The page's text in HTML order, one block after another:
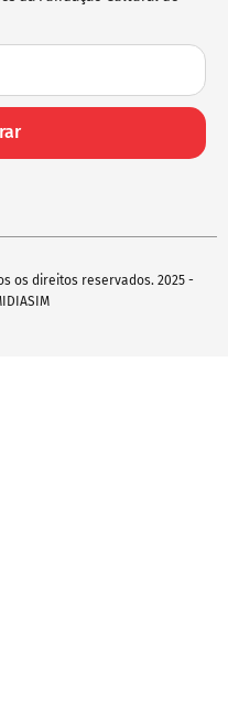
os direitos reservados. 2025 -